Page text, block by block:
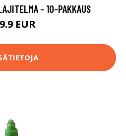
- 10-PAKKAUS
EUR